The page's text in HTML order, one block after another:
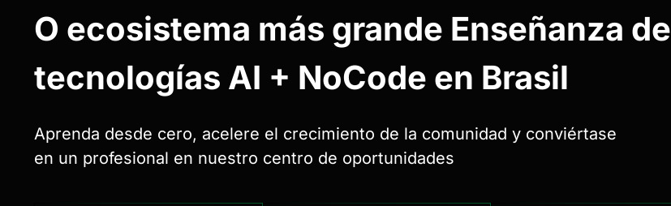
O ecosistema más grande Enseñanza de
tecnologías AI + NoCode en Brasil
Aprenda desde cero, acelere el crecimiento de la comunidad y conviértase
en un profesional en nuestro centro de oportunidades